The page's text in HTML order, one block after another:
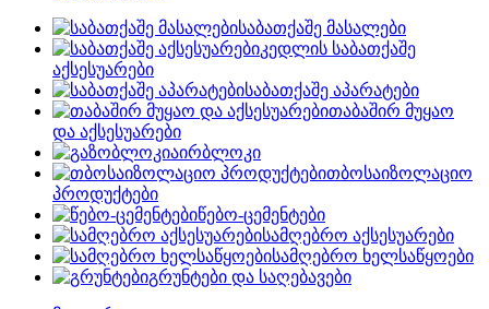
საბათქაშე მასალები
კედლის საბათქაშე
აქსესუარები
საბათქაშე აპარატები
თაბაშირ მუყაო
და აქსესუარები
აირბლოკი
თბოსაიზოლაციო
პროდუქტები
წებო-ცემენტები
სამღებრო აქსესუარები
სამღებრო ხელსაწყოები
გრუნტები და საღებავები